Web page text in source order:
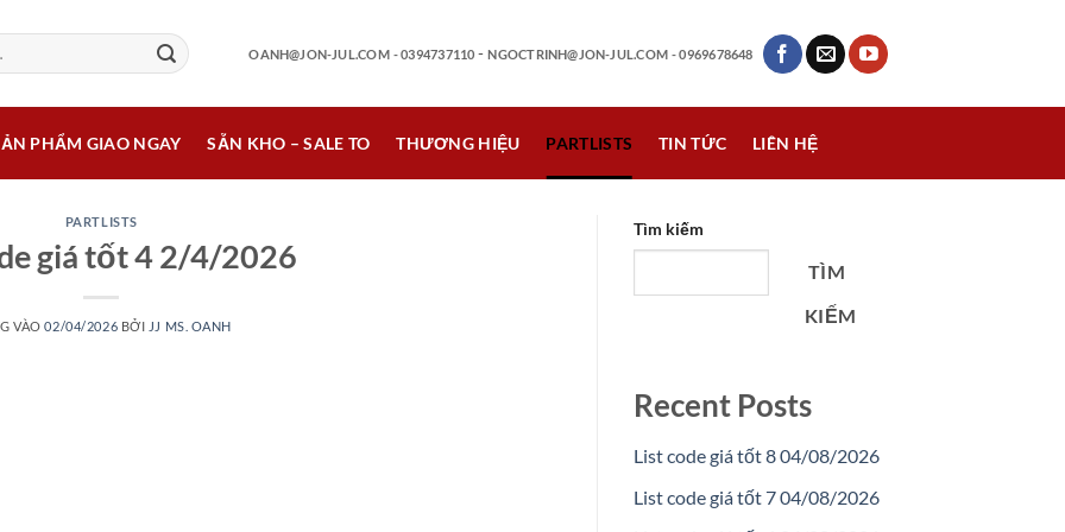
OANH@JON-JUL.COM - 0394737110 -NGOCTRINH@JON-JUL.COM - 0969678648
PHẨM GIAO NGAY SẴN KHO – SALE TO THƯƠNG HIỆU PARTLISTS TIN TỨC LIÊN HỆ
PARTLISTS
giá tốt 4 2/4/2026
VÀO02/04/2026 BỞI JJ MS. OANH
Tìm kiếm
TÌM
KIẾM
Recent Posts
List code giá tốt 8 04/08/2026
List code giá tốt 7 04/08/2026